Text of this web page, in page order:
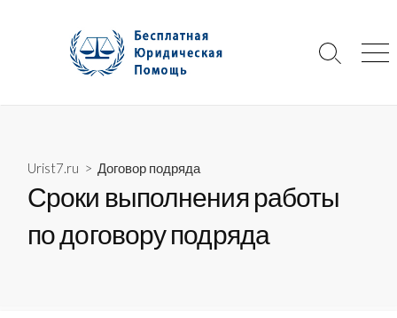
Search
Urist7.ru > Договор подряда
Сроки выполнения работы
по договору подряда